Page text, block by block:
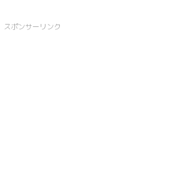
スポンサーリンク